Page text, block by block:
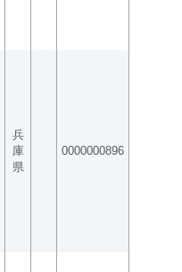
兵
庫
県
0000000896